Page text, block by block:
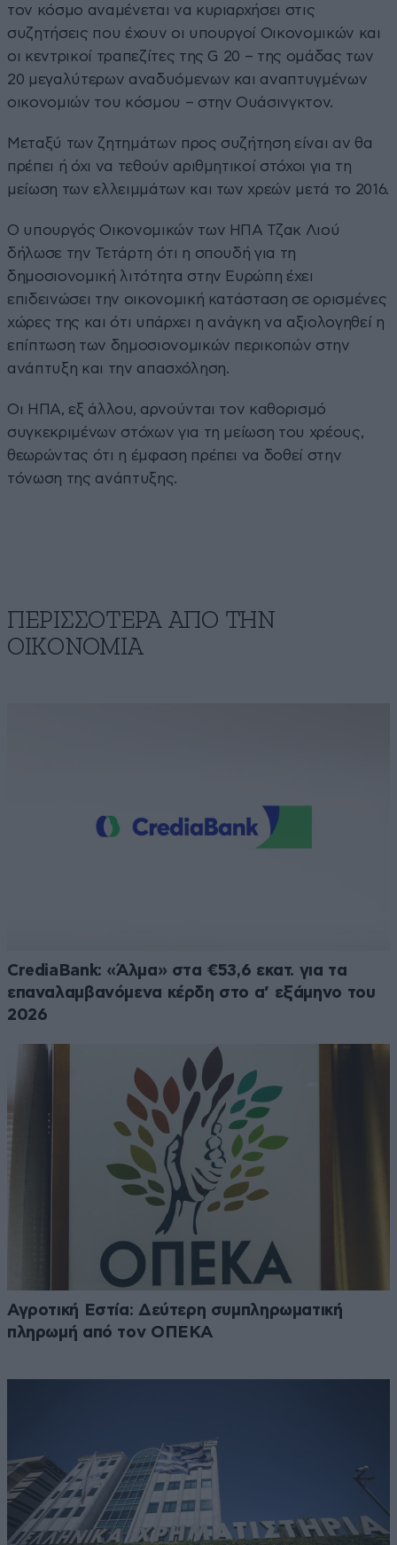
τον κόσμο αναμένεται να κυριαρχήσει στις
συζητήσεις που έχουν οι υπουργοί Οικονομικών και
οι κεντρικοί τραπεζίτες της G 20 – της ομάδας των
20 μεγαλύτερων αναδυόμενων και αναπτυγμένων
οικονομιών του κόσμου – στην Ουάσινγκτον.
Μεταξύ των ζητημάτων προς συζήτηση είναι αν θα
πρέπει ή όχι να τεθούν αριθμητικοί στόχοι για τη
μείωση των ελλειμμάτων και των χρεών μετά το 2016.
Ο υπουργός Οικονομικών των ΗΠΑ Τζακ Λιού
δήλωσε την Τετάρτη ότι η σπουδή για τη
δημοσιονομική λιτότητα στην Ευρώπη έχει
επιδεινώσει την οικονομική κατάσταση σε ορισμένες
χώρες της και ότι υπάρχει η ανάγκη να αξιολογηθεί η
επίπτωση των δημοσιονομικών περικοπών στην
ανάπτυξη και την απασχόληση.
Οι ΗΠΑ, εξ άλλου, αρνούνται τον καθορισμό
συγκεκριμένων στόχων για τη μείωση του χρέους,
θεωρώντας ότι η έμφαση πρέπει να δοθεί στην
τόνωση της ανάπτυξης.
ΠΕΡΙΣΣΟΤΕΡΑ ΑΠΟ ΤΗΝ
ΟΙΚΟΝΟΜΙΑ
CrediaBank: «Άλμα» στα €53,6 εκατ. για τα
επαναλαμβανόμενα κέρδη στο α’ εξάμηνο του
2026
Αγροτική Εστία: Δεύτερη συμπληρωματική
πληρωμή από τον ΟΠΕΚΑ